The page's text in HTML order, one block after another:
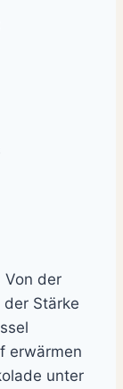
Von der
Stärke
erwärmen
unter